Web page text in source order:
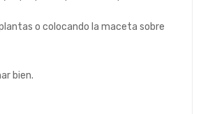
o colocando la maceta sobre
bien.